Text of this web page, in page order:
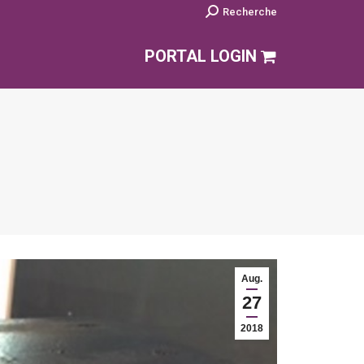
Search:Recherche
PORTAL LOGIN
Aug.
27
2018